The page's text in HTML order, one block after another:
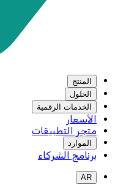
المنتج
الحلول
الخدمات الرقمية
الأسعار
متجر التطبيقات
الموارد
برنامج الشركاء
AR